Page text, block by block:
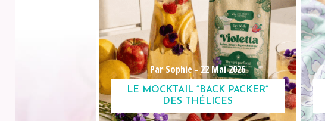
Par Sophie -22 Mai 2026
LE MOCKTAIL “BACK PACKER”
DES THÉLICES